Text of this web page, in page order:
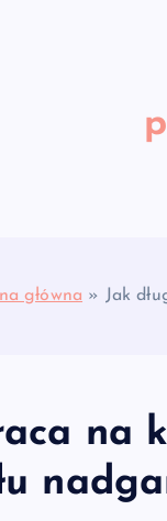
główna » Jak
na